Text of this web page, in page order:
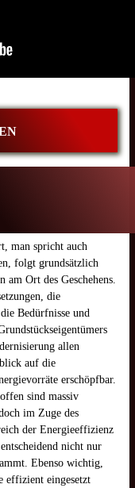
man spricht auch
folgt grundsätzlich
am Ort des Geschehens.
die
Bedürfnisse und
allen
auf die
erschöpfbar.
sind massiv
im Zuge des
der Energieeffizienz
nicht nur
Ebenso wichtig,
effizient eingesetzt